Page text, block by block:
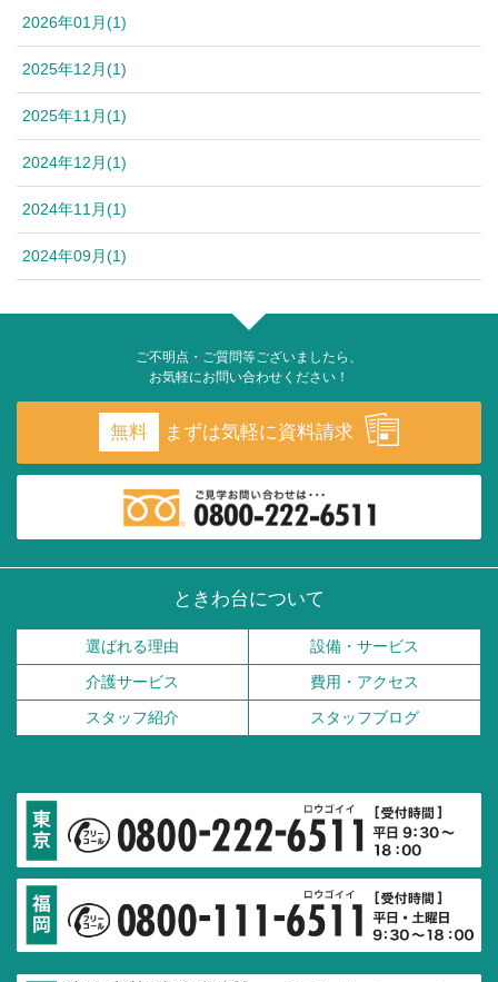
2026年01月(1)
2025年12月(1)
2025年11月(1)
2024年12月(1)
2024年11月(1)
2024年09月(1)
ご不明点・ご質問等ございましたら、
お気軽にお問い合わせください！
無料 まずは気軽に資料請求
ときわ台について
選ばれる理由
設備・サービス
介護サービス
費用・アクセス
スタッフ紹介
スタッフブログ